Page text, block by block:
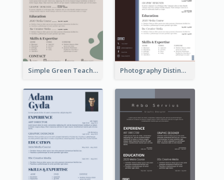
Simple Green Teacher Resume Photography Distinguished Resume